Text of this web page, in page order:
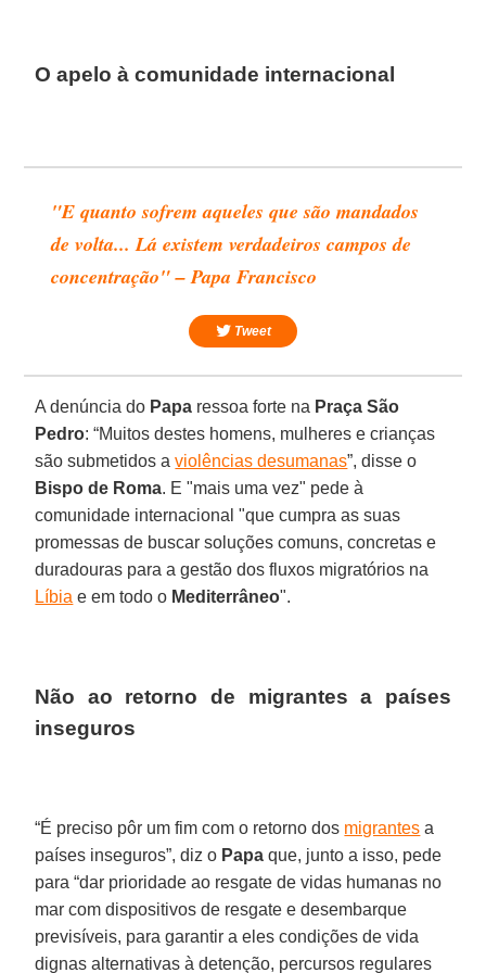
O apelo à comunidade internacional
"E quanto sofrem aqueles que são mandados
de volta... Lá existem verdadeiros campos de
concentração" – Papa Francisco
Tweet
A denúncia do Papa ressoa forte na Praça São
Pedro: “Muitos destes homens, mulheres e crianças
são submetidos aviolências desumanas”, disse o
Bispo de Roma. E "mais uma vez" pede à
comunidade internacional "que cumpra as suas
promessas de buscar soluções comuns, concretas e
duradouras para a gestão dos fluxos migratórios na
Líbia e em todo o Mediterrâneo".
Não ao retorno de migrantes a países
inseguros
“É preciso pôr um fim com o retorno dos migrantes a
países inseguros”, diz o Papa que, junto a isso, pede
para “dar prioridade ao resgate de vidas humanas no
mar com dispositivos de resgate e desembarque
previsíveis, para garantir a eles condições de vida
dignas alternativas à detenção, percursos regulares